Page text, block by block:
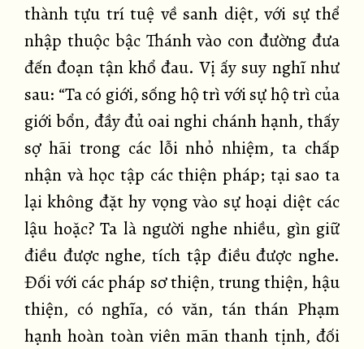
thành tựu trí tuệ về sanh diệt, với sự thể
nhập thuộc bậc Thánh vào con đường đưa
đến đoạn tận khổ đau. Vị ấy suy nghĩ như
sau: “Ta có giới, sống hộ trì với sự hộ trì của
giới bổn, đầy đủ oai nghi chánh hạnh, thấy
sợ hãi trong các lỗi nhỏ nhiệm, ta chấp
nhận và học tập các thiện pháp; tại sao ta
lại không đặt hy vọng vào sự hoại diệt các
lậu hoặc? Ta là người nghe nhiều, gìn giữ
điều được nghe, tích tập điều được nghe.
Đối với các pháp sơ thiện, trung thiện, hậu
thiện, có nghĩa, có văn, tán thán Phạm
hạnh hoàn toàn viên mãn thanh tịnh, đối